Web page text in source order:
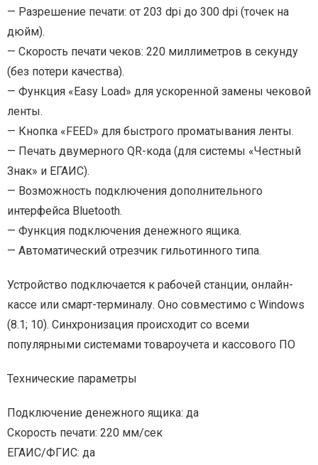
— Разрешение печати: от 203 dpi до 300 dpi (точек на
дюйм).
— Скорость печати чеков: 220 миллиметров в секунду
(без потери качества).
— Функция «Easy Load» для ускоренной замены чековой
ленты.
— Кнопка «FEED» для быстрого проматывания ленты.
— Печать двумерного QR-кода (для системы «Честный
Знак» и ЕГАИС).
— Возможность подключения дополнительного
интерфейса Bluetooth.
— Функция подключения денежного ящика.
— Автоматический отрезчик гильотинного типа.
Устройство подключается к рабочей станции, онлайн-
кассе или смарт-терминалу. Оно совместимо с Windows
(8.1; 10). Синхронизация происходит со всеми
популярными системами товароучета и кассового ПО
Технические параметры
Подключение денежного ящика: да
Скорость печати: 220 мм/сек
ЕГАИС/ФГИС: да